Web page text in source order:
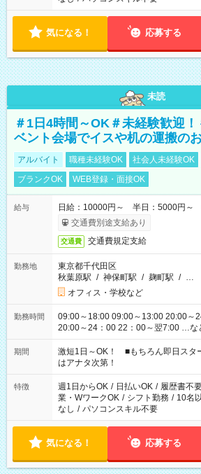
気になる！ 応募する
未読
＃1日4時間～OK＃未経験歓迎
ベント会場でイスや机の運搬の
アルバイト 職種未経験OK 社会人未経験OK
ブランクOK
WEB登録・面接OK
給与
日給：10000円～ 半日：5000円～
交通費別途支給あり
交通費 交通費規定支給
勤務地
東京都千代田区
秋葉原駅 / 神保町駅 / 麹町駅 / …
オフィス・学校など
勤務時間
09:00～18:00 09:00～13:00 20:00～
20:00～24：00 22：00～翌7:00 …など1日
シフトもございます！ お気軽にご相
期間
激短1日～OK！ ■もちろん即日ス
はアナタ次第！
特徴 週1日からOK / 日払いOK / 履歴書不
業・WワークOK / シフト勤務 / 10名
なし / パソコンスキル不要
気になる！ 応募する